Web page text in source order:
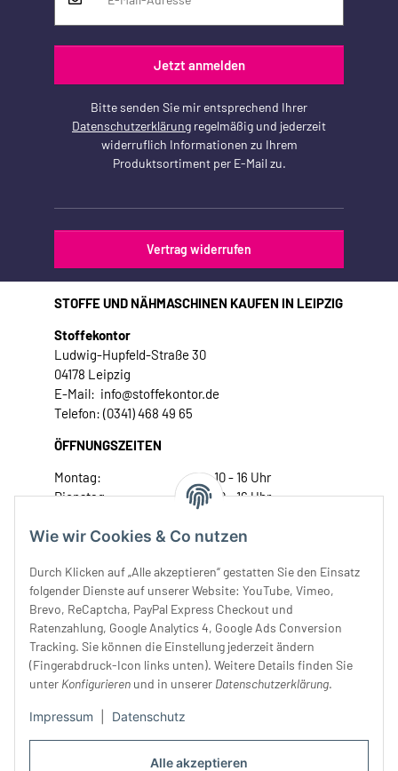
Alle akzeptieren
Wie wir Cookies & Co nutzen
Durch Klicken auf „Alle akzeptieren“ gestatten Sie den Einsatz
folgender Dienste auf unserer Website: YouTube, Vimeo,
Brevo, ReCaptcha, PayPal Express Checkout und
Ratenzahlung, Google Analytics 4, Google Ads Conversion
Tracking. Sie können die Einstellung jederzeit ändern
(Fingerabdruck-Icon links unten). Weitere Details finden Sie
unter Konfigurieren und in unserer Datenschutzerklärung.
Impressum Datenschutz
Jetzt anmelden
Bitte senden Sie mir entsprechend Ihrer
Datenschutzerklärung regelmäßig und jederzeit
widerruflich Informationen zu Ihrem
Produktsortiment per E-Mail zu.
Vertrag widerrufen
STOFFE UND NÄHMASCHINEN KAUFEN IN LEIPZIG
Stoffekontor
Ludwig-Hupfeld-Straße 30
04178 Leipzig
E-Mail: info@stoffekontor.de
Telefon: (0341) 468 49 65
ÖFFNUNGSZEITEN
Montag:
10 - 16 Uhr
Dienstag:
10 - 16 Uhr
Donnerstag:
10 - 18 Uhr
Samstag:
10 - 14 Uhr
Unser Service
Rechtliches